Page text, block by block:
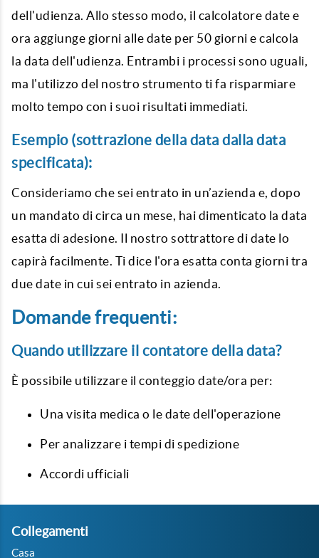
dell'udienza. Allo stesso modo, il calcolatore date e
ora aggiunge giorni alle date per 50 giorni e calcola
la data dell'udienza. Entrambi i processi sono uguali,
ma l'utilizzo del nostro strumento ti fa risparmiare
molto tempo con i suoi risultati immediati.
Esempio (sottrazione della data dalla data
specificata):
Consideriamo che sei entrato in un’azienda e, dopo
un mandato di circa un mese, hai dimenticato la data
esatta di adesione. Il nostro sottrattore di date lo
capirà facilmente. Ti dice l'ora esatta conta giorni tra
due date in cui sei entrato in azienda.
Domande frequenti:
Quando utilizzare il contatore della data?
È possibile utilizzare il conteggio date/ora per:
Una visita medica o le date dell'operazione
Per analizzare i tempi di spedizione
Accordi ufficiali
Collegamenti
Casa